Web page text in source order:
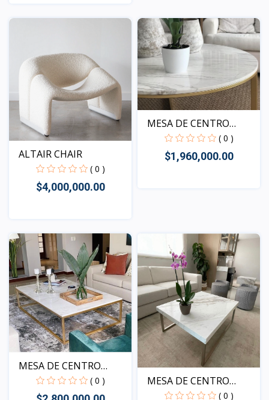
Vista
ALTAIR CHAIR
( 0 )
$4,000,000.00
Vista
MESA DE CENTRO
MURANO
( 0 )
$1,960,000.00
MESA DE CENTRO
BIELLA
( 0 )
MESA DE CENTRO
MELIA I...
( 0 )